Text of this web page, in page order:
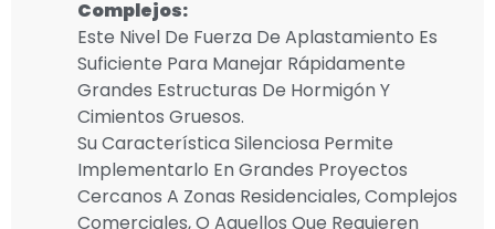
Complejos:
Este Nivel De Fuerza De Aplastamiento Es
Suficiente Para Manejar Rápidamente
Grandes Estructuras De Hormigón Y
Cimientos Gruesos.
Su Característica Silenciosa Permite
Implementarlo En Grandes Proyectos
Cercanos A Zonas Residenciales, Complejos
Comerciales, O Aquellos Que Requieren